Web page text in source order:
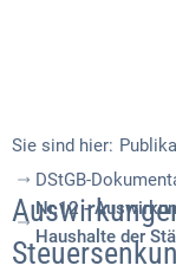
Sie sind hier:
DStGB-
Nr.12 -
Haushalte der
Nr.12